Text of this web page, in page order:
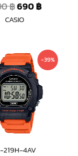
ให้คะแนน
5.00
คะแนน
฿690฿
CASIO
-39%
219H-4AV
Original
price
was:
1,300 ฿.
Current
price
790 ฿.